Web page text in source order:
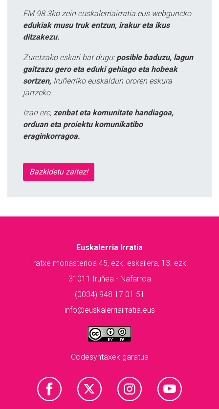
FM 98.3ko zein euskalerriairratia.eus webguneko
edukiak musu truk entzun, irakur eta ikus
ditzakezu.
Zuretzako eskari bat dugu: posible baduzu, lagun
gaitzazu gero eta eduki gehiago eta hobeak
sortzen, Iruñerriko euskaldun ororen eskura
jartzeko.
Izan ere, zenbat eta komunitate handiagoa,
orduan eta proiektu komunikatibo
eraginkorragoa.
Bazkidetu zaitez!
Euskalerria Irratia
Iratxe monasterioa 45, ezk. eskailera, 13. ezk.
31011 Iruñea - Nafarroa
(0034) 948 17 01 51
info@euskalerriairratia.eus
Codesyntaxek garatua